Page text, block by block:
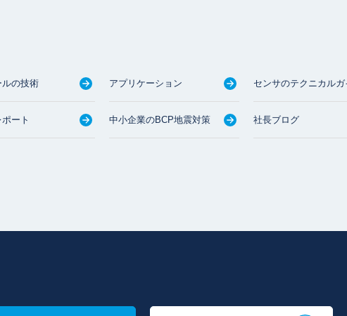
ルの技術 アプリケーション センサのテクニカルガ
ート 中小企業のBCP地震対策 社長ブログ